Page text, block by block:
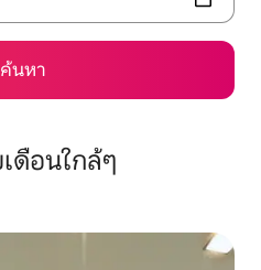
ค้นหา
ดือนใกล้ๆ